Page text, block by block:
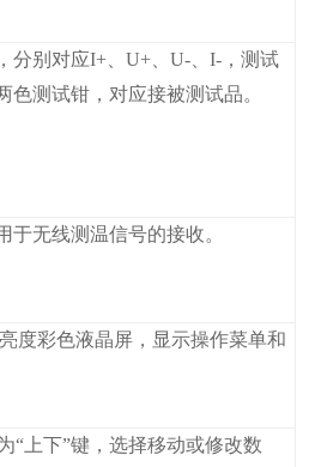
分别对应I+、U+、U-、I-，测试
色测试钳，对应接被测试品。
于无线测温信号的接收。
度彩色液晶屏，显示操作菜单和
“上下”键，选择移动或修改数